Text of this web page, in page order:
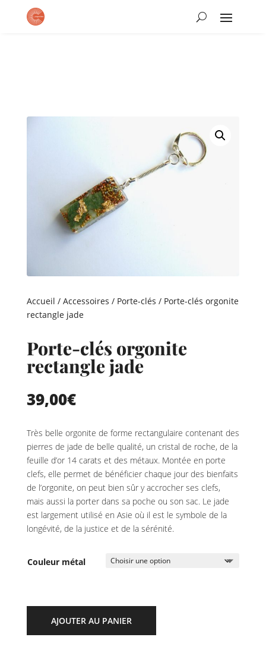
Accueil / Accessoires / Porte-clés / Porte-clés orgonite
rectangle jade
Porte-clés orgonite
rectangle jade
39,00€
Très belle orgonite de forme rectangulaire contenant des
pierres de jade de belle qualité, un cristal de roche, de la
feuille d’or 14 carats et des métaux. Montée en porte
clefs, elle permet de bénéficier chaque jour des bienfaits
de l’orgonite, on peut bien sûr y accrocher ses clefs,
mais aussi la porter dans sa poche ou son sac. Le jade
est largement utilisé en Asie où il est le symbole de la
longévité, de la justice et de la sérénité.
Couleur métal
AJOUTER AU PANIER